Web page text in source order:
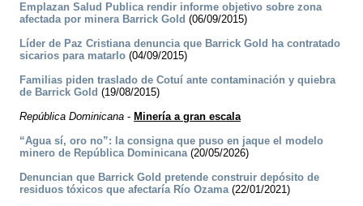
Emplazan Salud Publica rendir informe objetivo sobre zona
afectada por minera Barrick Gold (06/09/2015)
Líder de Paz Cristiana denuncia que Barrick Gold ha contratado
sicarios para matarlo (04/09/2015)
Familias piden traslado de Cotuí ante contaminación y quiebra
de Barrick Gold (19/08/2015)
República Dominicana - Minería a gran escala
“Agua sí, oro no”: la consigna que puso en jaque el modelo
minero de República Dominicana(20/05/2026)
Denuncian que Barrick Gold pretende construir depósito de
residuos tóxicos que afectaría Río Ozama(22/01/2021)